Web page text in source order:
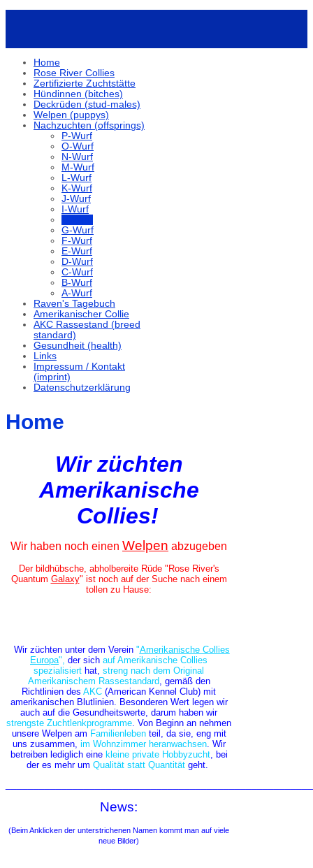
Home
Rose River Collies
Zertifizierte Zuchtstätte
Hündinnen (bitches)
Deckrüden (stud-males)
Welpen (puppys)
Nachzuchten (offsprings)
P-Wurf
O-Wurf
N-Wurf
M-Wurf
L-Wurf
K-Wurf
J-Wurf
I-Wurf
G-Wurf
F-Wurf
E-Wurf
D-Wurf
C-Wurf
B-Wurf
A-Wurf
Raven's Tagebuch
Amerikanischer Collie
AKC Rassestand (breed
standard)
Gesundheit (health)
Links
Impressum / Kontakt
(imprint)
Datenschutzerklärung
Home
Wir züchten
Amerikanische
Collies!
Wir haben noch einen Welpen abzugeben
Der bildhübsche, abholbereite Rüde "Rose River's
Quantum Galaxy" ist noch auf der Suche nach einem
tollen zu Hause:
Wir züchten unter dem Verein "Amerikanische Collies
Europa", der sich auf Amerikanische Collies
spezialisiert hat, streng nach dem Original
Amerikanischem Rassestandard , gemäß den
Richtlinien des AKC (American Kennel Club) mit
amerikanischen Blutlinien. Besonderen Wert legen wir
auch auf die Gesundheitswerte, darum haben wir
strengste Zuchtlenkprogramme . Von Beginn an nehmen
unsere Welpen am Familienleben teil, da sie, eng mit
uns zusammen, im Wohnzimmer heranwachsen. Wir
betreiben lediglich eine kleine private Hobbyzucht, bei
der es mehr um Qualität statt Quantität geht.
News:
(Beim Anklicken der unterstrichenen Namen kommt man auf viele
neue Bilder)